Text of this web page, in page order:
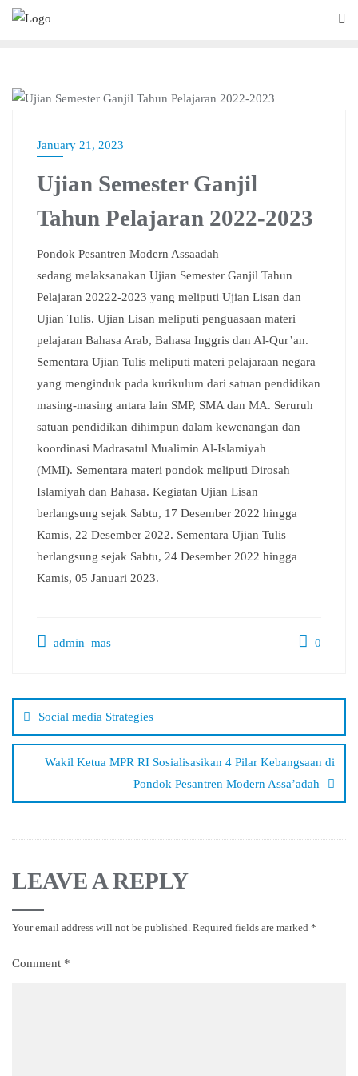
January 21, 2023
Ujian Semester Ganjil
Tahun Pelajaran 2022-2023
Pondok Pesantren Modern Assaadah
sedang melaksanakan Ujian Semester Ganjil Tahun
Pelajaran 20222-2023 yang meliputi Ujian Lisan dan
Ujian Tulis. Ujian Lisan meliputi penguasaan materi
pelajaran Bahasa Arab, Bahasa Inggris dan Al-Qur’an.
Sementara Ujian Tulis meliputi materi pelajaraan negara
yang menginduk pada kurikulum dari satuan pendidikan
masing-masing antara lain SMP, SMA dan MA. Seruruh
satuan pendidikan dihimpun dalam kewenangan dan
koordinasi Madrasatul Mualimin Al-Islamiyah
(MMI). Sementara materi pondok meliputi Dirosah
Islamiyah dan Bahasa. Kegiatan Ujian Lisan
berlangsung sejak Sabtu, 17 Desember 2022 hingga
Kamis, 22 Desember 2022. Sementara Ujian Tulis
berlangsung sejak Sabtu, 24 Desember 2022 hingga
Kamis, 05 Januari 2023.
admin_mas 0
Social media Strategies
Wakil Ketua MPR RI Sosialisasikan 4 Pilar Kebangsaan di
Pondok Pesantren Modern Assa’adah
LEAVE A REPLY
Your email address will not be published. Required fields are marked *
Comment *